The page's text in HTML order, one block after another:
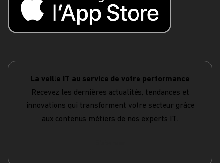
La veille IT au service de votre performance
Recevez les dernières actualités, tendances et
innovations qui transforment votre secteur grâce
aux contenus métiers de nos experts IT.